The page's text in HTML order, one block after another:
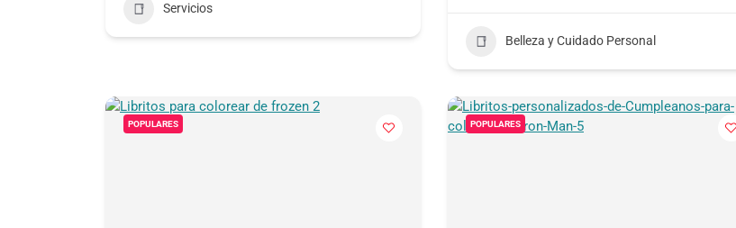
Servicios
Belleza y Cuidado Personal
POPULARES POPULARES